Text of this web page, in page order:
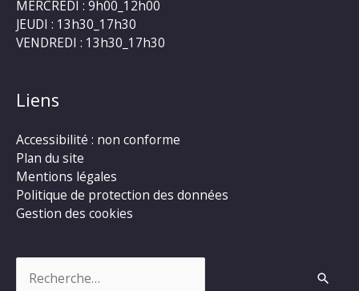
MERCREDI : 9h00_12h00
JEUDI : 13h30_17h30
VENDREDI : 13h30_17h30
Liens
Accessibilité : non conforme
Plan du site
Mentions légales
Politique de protection des données
Gestion des cookies